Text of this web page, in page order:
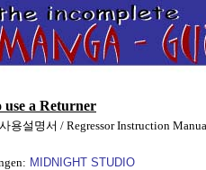
use a Returner
용설명서 / Regressor Instruction
MIDNIGHT STUDIO